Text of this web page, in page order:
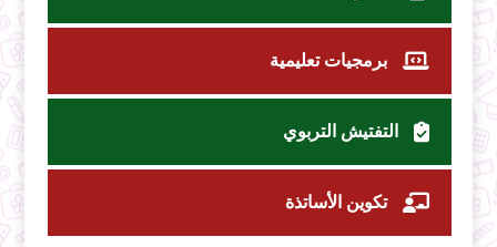
برمجيات تعليمية
التفتيش التربوي
تكوين الأساتذة